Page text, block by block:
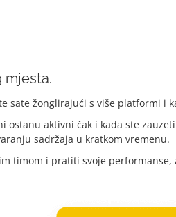
mjesta.
sate žonglirajući s više platformi i
aktivni čak i kada ste
sadržaja u kratkom vremenu.
timom i pratiti svoje